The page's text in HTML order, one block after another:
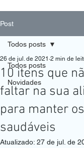
Post
Todos posts
Novidades
Todos posts
10 itens que
faltar na sua
para manter
saudáveis
26 de jul. de 2021 2 min de
Atualizado: 27 de jul. de